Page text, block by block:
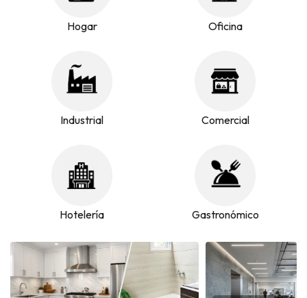
Hogar Oficina
Industrial Comercial
Hotelería Gastronómico